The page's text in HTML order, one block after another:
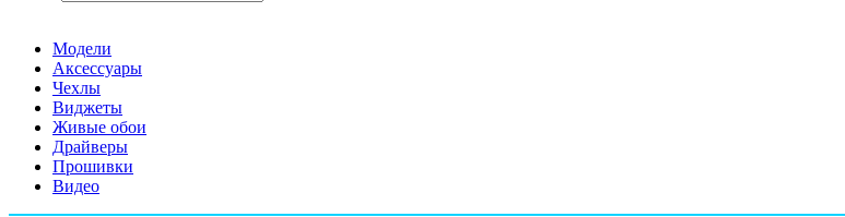
Модели
Аксессуары
Чехлы
Виджеты
Живые обои
Драйверы
Прошивки
Видео